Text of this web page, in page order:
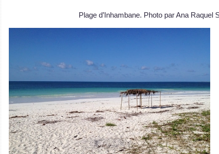
Plage d’Inhambane. Photo par Ana Raquel